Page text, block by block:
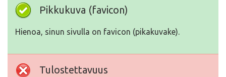
Pikkukuva (favicon)
Hienoa, sinun sivulla on favicon (pikakuvake).
Tulostettavuus